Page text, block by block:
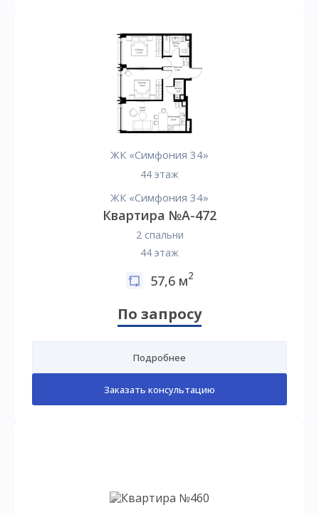
ЖК «Симфония 34»
44 этаж
ЖК «Симфония 34»
Квартира №А-472
2 спальни
44 этаж
57,6 м2
По запросу
Подробнее
Заказать консультацию